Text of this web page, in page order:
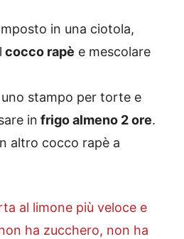
in una ciotola,
cocco rapè e mescolare
stampo per torte e
in frigo almeno 2 ore.
altro cocco rapè a
al limone più veloce e
ha zucchero, non ha